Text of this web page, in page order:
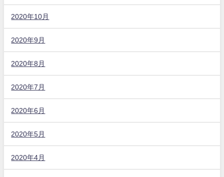
2020年10月
2020年9月
2020年8月
2020年7月
2020年6月
2020年5月
2020年4月